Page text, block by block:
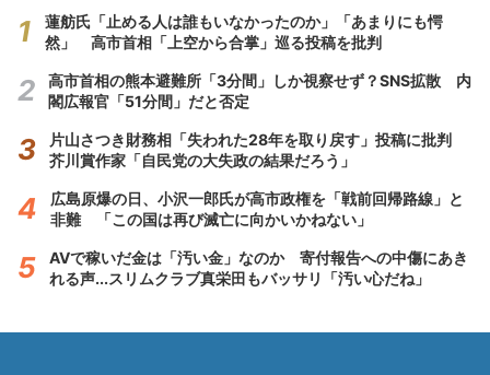
蓮舫氏「止める人は誰もいなかったのか」「あまりにも愕
然」 高市首相「上空から合掌」巡る投稿を批判
高市首相の熊本避難所「3分間」しか視察せず？SNS拡散 内
閣広報官「51分間」だと否定
片山さつき財務相「失われた28年を取り戻す」投稿に批判
芥川賞作家「自民党の大失政の結果だろう」
広島原爆の日、小沢一郎氏が高市政権を「戦前回帰路線」と
非難 「この国は再び滅亡に向かいかねない」
AVで稼いだ金は「汚い金」なのか 寄付報告への中傷にあき
れる声...スリムクラブ真栄田もバッサリ「汚い心だね」